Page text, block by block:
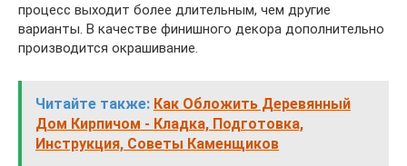
процесс выходит более длительным, чем другие
варианты. В качестве финишного декора дополнительно
производится окрашивание.
Читайте также: Как Обложить Деревянный
Дом Кирпичом - Кладка, Подготовка,
Инструкция, Советы Каменщиков